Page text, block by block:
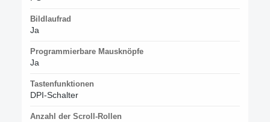
Bildlaufrad
Ja
Programmierbare Mausknöpfe
Ja
Tastenfunktionen
DPI-Schalter
Anzahl der Scroll-Rollen